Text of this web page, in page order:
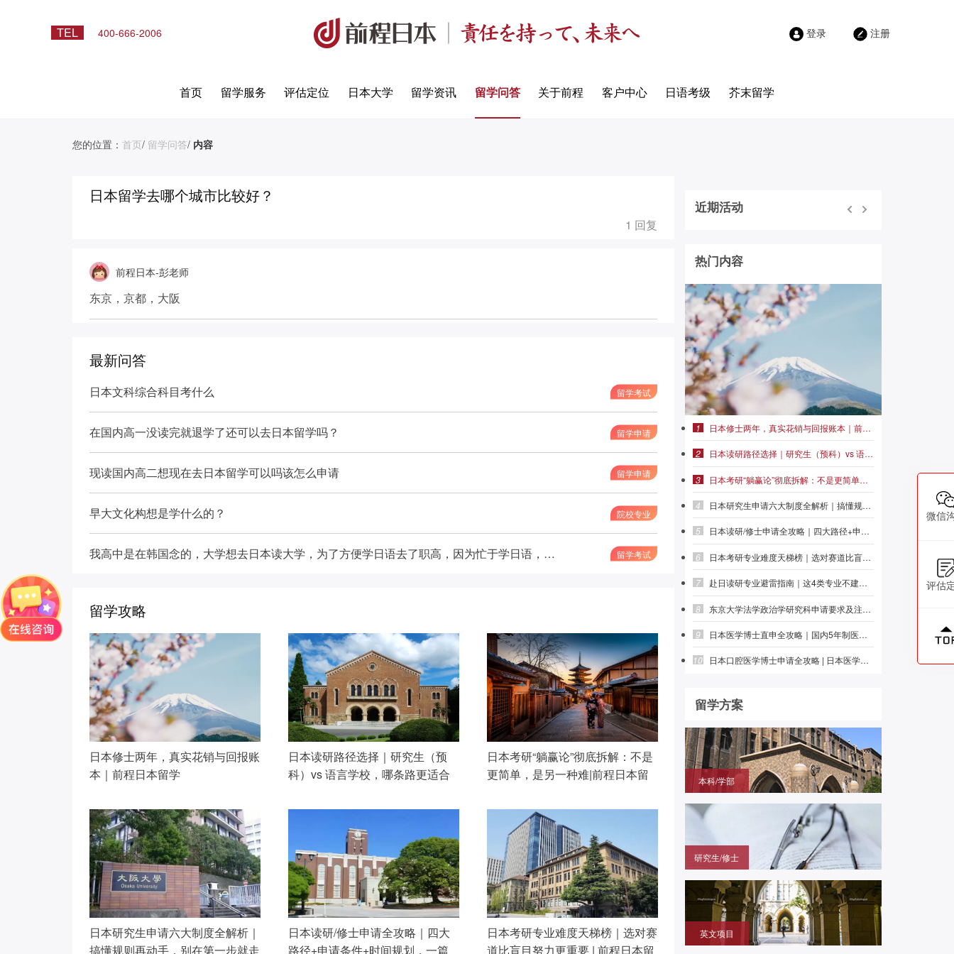
TEL 400-666-2006 登录 注册
首页 留学服务 评估定位 日本大学 留学资讯 留学问答 关于前程 客户中心 日语考级 芥末留学
您的位置： 首页/ 留学问答/ 内容
日本留学去哪个城市比较好？
1 回复
前程日本-彭老师
东京，京都，大阪
最新问答
日本文科综合科目考什么 留学考试
在国内高一没读完就退学了还可以去日本留学吗？ 留学申请
现读国内高二想现在去日本留学可以吗该怎么申请 留学申请
早大文化构想是学什么的？ 院校专业
我高中是在韩国念的，大学想去日本读大学，为了方便学日语去了职高，因为忙于学日语，没有时间学习，学校的课，导致我的成绩都不合格，我听说日本好院校，比如早庆这种，如果是职高和高中3年成绩不好会影响报考，请问各位前辈是真的吗？ 留学考试
留学攻略
日本修士两年，真实花销与回报账
本｜前程日本留学
日本读研路径选择｜研究生（预
科）vs 语言学校，哪条路更适合
日本考研“躺赢论”彻底拆解：不是
更简单，是另一种难|前程日本留
日本研究生申请六大制度全解析｜
搞懂规则再动手，别在第一步就走
日本读研/修士申请全攻略｜四大
路径+申请条件+时间规划，一篇
日本考研专业难度天梯榜｜选对赛
道比盲目努力更重要 | 前程日本留
近期活动
热门内容
1 日本修士两年，真实花销与回报账本｜前程日本留学
2 日本读研路径选择｜研究生（预科）vs 语言学校，哪条路更适合你？ | 前程日本留学
3 日本考研“躺赢论”彻底拆解：不是更简单，是另一种难|前程日本留学
4 日本研究生申请六大制度全解析｜搞懂规则再动手，别在第一步就走偏 | 前程日本留学
5 日本读研/修士申请全攻略｜四大路径+申请条件+时间规划，一篇理清 | 前程日本留学
6 日本考研专业难度天梯榜｜选对赛道比盲目努力更重要 | 前程日本留学
7 赴日读研专业避雷指南｜这4类专业不建议直接申请修士|前程日本留学
8 东京大学法学政治学研究科申请要求及注意熟悉|前程日本留学
9 日本医学博士直申全攻略｜国内5年制医学本科可跳过硕士直接申请 | 前程日本留学
10 日本口腔医学博士申请全攻略 | 日本医学留学 | 前程日本留学
留学方案
本科/学部
申请目标大学
研究生/修士
研究科就读的offer
英文项目
微信
评估